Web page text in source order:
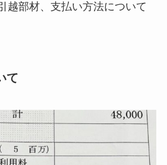
越部材、支払い方法について
て